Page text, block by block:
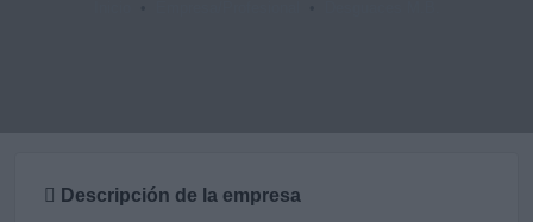
Descripción de la empresa